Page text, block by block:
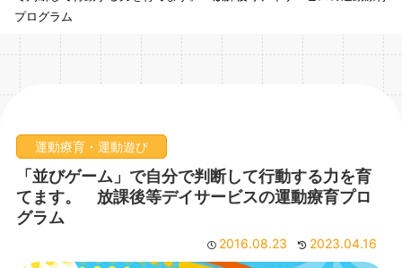
プログラム
運動療育・運動遊び
「並びゲーム」で自分で判断して行動する力を育
てます。 放課後等デイサービスの運動療育プロ
グラム
2016.08.23 2023.04.16